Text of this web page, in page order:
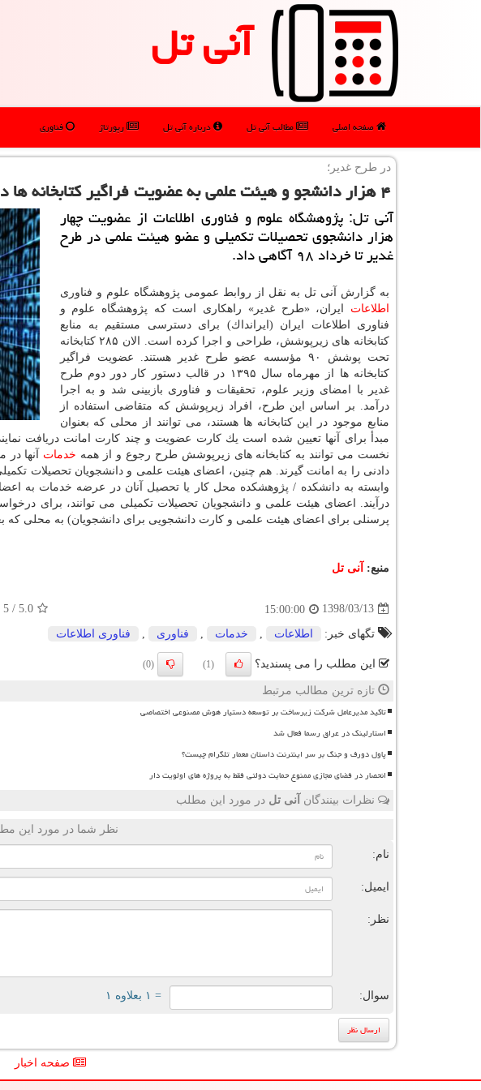
آنی تل
صفحه اصلی مطالب آنی تل درباره آنی تل رپورتاژ فناوری
در طرح غدیر؛
۴ هزار دانشجو و هیئت علمی به عضویت فراگیر كتابخانه ها درآمدند
آنی تل: پژوهشگاه علوم و فناوری اطلاعات از عضویت چهار
هزار دانشجوی تحصیلات تكمیلی و عضو هیئت علمی در طرح
غدیر تا خرداد ۹۸ آگاهی داد.
به گزارش آنی تل به نقل از روابط عمومی پژوهشگاه علوم و فناوری
اطلاعات ایران، «طرح غدیر» راهكاری است كه پژوهشگاه علوم و
فناوری اطلاعات ایران (ایرانداك) برای دسترسی مستقیم به منابع
كتابخانه های زیرپوشش، طراحی و اجرا كرده است. الان ۲۸۵ كتابخانه
تحت پوشش ۹۰ مؤسسه عضو طرح غدیر هستند. عضویت فراگیر
كتابخانه ها از مهرماه سال ۱۳۹۵ در قالب دستور كار دور دوم طرح
غدیر با امضای وزیر علوم، تحقیقات و فناوری بازبینی شد و به اجرا
درآمد. بر اساس این طرح، افراد زیرپوشش كه متقاضی استفاده از
منابع موجود در این كتابخانه ها هستند، می توانند از محلی كه بعنوان
مبدأ برای آنها تعیین شده است یك كارت عضویت و چند كارت امانت دریافت
نخست می توانند به كتابخانه های زیرپوشش طرح رجوع و از همه خدمات آنها
دادنی را به امانت گیرند. هم چنین، اعضای هیئت علمی و دانشجویان تحصیلات
وابسته به دانشكده / پژوهشكده محل كار یا تحصیل آنان در عرضه خدمات به
درآیند. اعضای هیئت علمی و دانشجویان تحصیلات تكمیلی می توانند، برای
پرسنلی برای اعضای هیئت علمی و كارت دانشجویی برای دانشجویان) به محلی كه
منبع: آنی تل
1398/03/13
15:00:00
5.0
/
5
تگهای خبر: اطلاعات خدمات فناوری فناوری اطلاعات
این مطلب را می پسندید؟ (1)
(0)
تازه ترین مطالب مرتبط
تاکید مدیرعامل شرکت زیرساخت بر توسعه دستیار هوش مصنوعی اختصاصی
استارلینک در عراق رسما فعال شد
پاول دورف و جنگ بر سر اینترنت داستان معمار تلگرام چیست؟
انحصار در فضای مجازی ممنوع حمایت دولتی فقط به پروژه های اولویت دار
نظرات بینندگان آنی تل در مورد این مطلب
نظر شما در مورد این
نام:
ایمیل:
نظر:
سوال: = ۱ بعلاوه ۱
صفحه اخبار